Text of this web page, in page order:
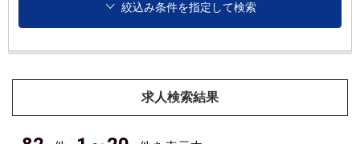
絞込み条件を指定して検索
求人検索結果